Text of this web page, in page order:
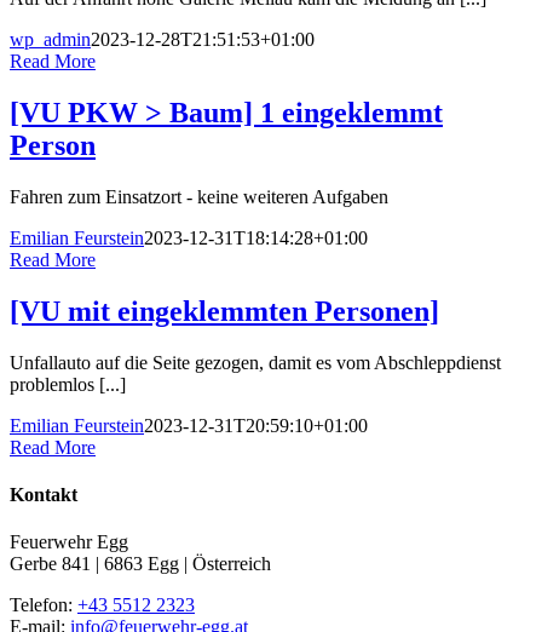
wp_admin2023-12-28T21:51:53+01:00
Read More
[VU PKW > Baum] 1 eingeklemmt
Person
Fahren zum Einsatzort - keine weiteren Aufgaben
Emilian Feurstein2023-12-31T18:14:28+01:00
Read More
[VU mit eingeklemmten Personen]
Unfallauto auf die Seite gezogen, damit es vom Abschleppdienst
problemlos [...]
Emilian Feurstein2023-12-31T20:59:10+01:00
Read More
Kontakt
Feuerwehr Egg
Gerbe 841 | 6863 Egg | Österreich
Telefon: +43 5512 2323
E-mail: info@feuerwehr-egg.at